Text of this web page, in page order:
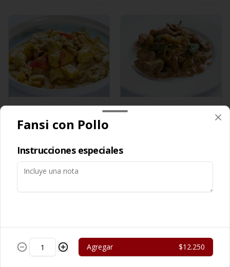
Cerdo Curry
$13.450
Cerdo Mongoliano
Fansi con Pollo
Instrucciones especiales
Agregar $12.250